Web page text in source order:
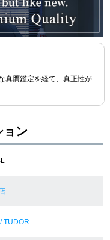
ス
真贋鑑定を経て、真正性が
ョン
TUDOR